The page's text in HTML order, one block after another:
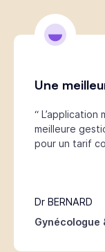
Une
“
meilleure
pour un tarif
Dr BERNARD